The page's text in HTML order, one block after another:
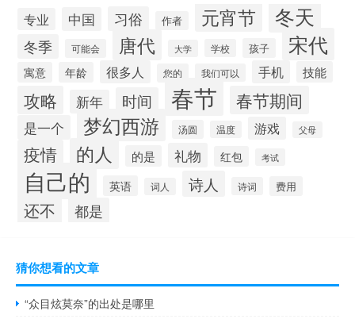
专业 中国 习俗 作者 元宵节 冬天
冬季 可能会 唐代 大学 学校 孩子 宋代
寓意 年龄 很多人 您的 我们可以 手机 技能
攻略 新年 时间 春节 春节期间
是一个 梦幻西游 汤圆 温度 游戏 父母
疫情 的人 的是 礼物 红包 考试
自己的 英语 词人 诗人 诗词 费用
还不 都是
猜你想看的文章
“众目炫莫奈”的出处是哪里